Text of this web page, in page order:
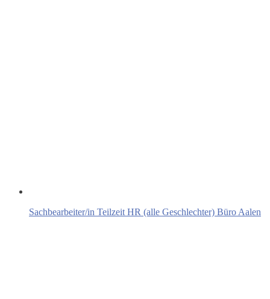
Sachbearbeiter/in Teilzeit HR (alle Geschlechter) Büro Aalen